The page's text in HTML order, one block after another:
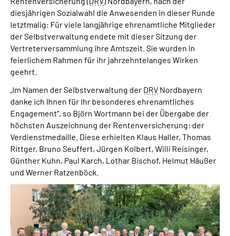
Suche
Mein Kundenportal
diesjährigen Sozialwahl die Anwesenden in dieser Runde
letztmalig: Für viele langjährige ehrenamtliche Mitglieder
der Selbstverwaltung endete mit dieser Sitzung der
Vertreterversammlung ihre Amtszeit. Sie wurden in
feierlichem Rahmen für ihr jahrzehntelanges Wirken
geehrt.
„Im Namen der Selbstverwaltung der DRV Nordbayern
danke ich Ihnen für Ihr besonderes ehrenamtliches
Engagement“, so Björn Wortmann bei der Übergabe der
höchsten Auszeichnung der Rentenversicherung: der
Verdienstmedaille. Diese erhielten Klaus Haller, Thomas
Rittger, Bruno Seuffert, Jürgen Kolbert, Willi Reisinger,
Günther Kuhn, Paul Karch, Lothar Bischof, Helmut Häußer
und Werner Ratzenböck.